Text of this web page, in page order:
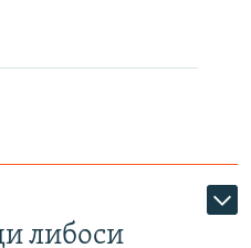
либоси